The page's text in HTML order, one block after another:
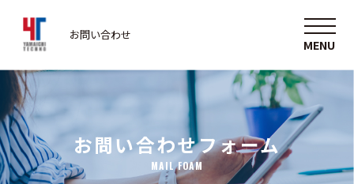
お問い合わせ
お問い合わせフォーム
MAIL FOAM